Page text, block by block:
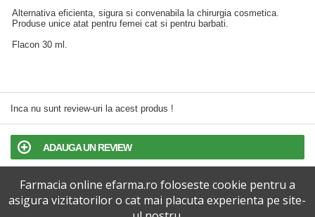
Alternativa eficienta, sigura si convenabila la chirurgia cosmetica.
Produse unice atat pentru femei cat si pentru barbati.
Flacon 30 ml.
Inca nu sunt review-uri la acest produs !
ADAUGA UN REVIEW
TERMENI SI CONDITII
Farmacia online efarma.ro foloseste cookie pentru a
asigura vizitatorilor o cat mai placuta experienta pe site-